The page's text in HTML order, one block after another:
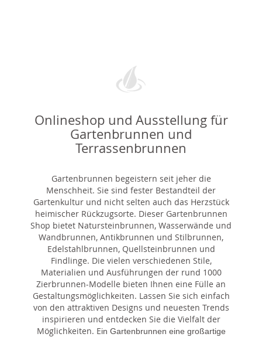
Onlineshop und Ausstellung für
Gartenbrunnen und
Terrassenbrunnen
Gartenbrunnen begeistern seit jeher die
Menschheit. Sie sind fester Bestandteil der
Gartenkultur und nicht selten auch das Herzstück
heimischer Rückzugsorte. Dieser Gartenbrunnen
Shop bietet Natursteinbrunnen, Wasserwände und
Wandbrunnen, Antikbrunnen und Stilbrunnen,
Edelstahlbrunnen, Quellsteinbrunnen und
Findlinge. Die vielen verschiedenen Stile,
Materialien und Ausführungen der rund 1000
Zierbrunnen-Modelle bieten Ihnen eine Fülle an
Gestaltungsmöglichkeiten. Lassen Sie sich einfach
von den attraktiven Designs und neuesten Trends
inspirieren und entdecken Sie die Vielfalt der
Möglichkeiten. Ein Gartenbrunnen eine großartige